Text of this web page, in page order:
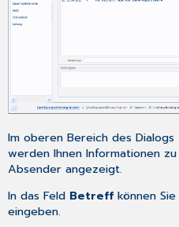
Im oberen Bereich des Dialogs
werden Ihnen Informationen
Absender angezeigt.
In das Feld Betreff können
eingeben.